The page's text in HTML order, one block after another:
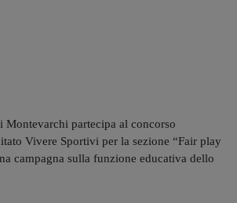
Montevarchi partecipa al concorso
Vivere Sportivi per la sezione “Fair play
campagna sulla funzione educativa dello